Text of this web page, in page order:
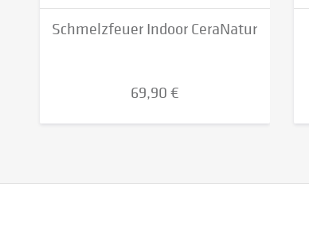
Schmelzfeuer Indoor CeraNatur
69,90 €